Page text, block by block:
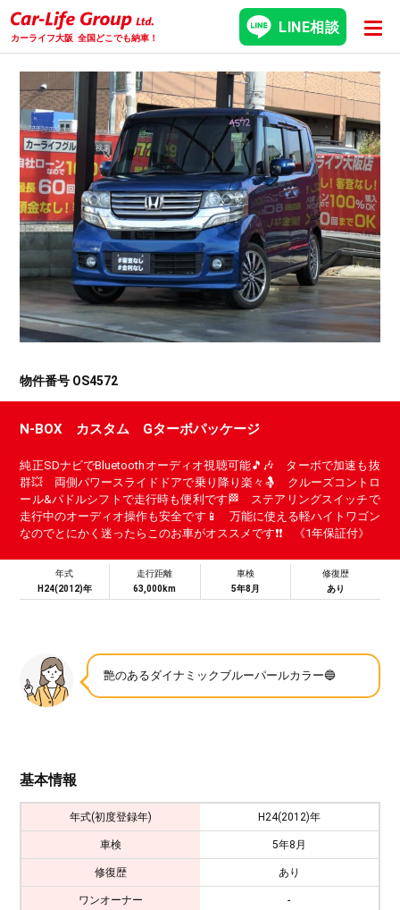
カーライフ大阪 全国どこでも納車！
LINE相談
物件番号 OS4572
N-BOX カスタム Gターボパッケージ
純正SDナビでBluetoothオーディオ視聴可能🎵🎶 ターボで加速も抜
群💥 両側パワースライドドアで乗り降り楽々🤱 クルーズコントロ
ール&パドルシフトで走行時も便利です🏁 ステアリングスイッチで
走行中のオーディオ操作も安全です📱 万能に使える軽ハイトワゴン
なのでとにかく迷ったらこのお車がオススメです❗❗ 《1年保証付》
年式
H24(2012)年
走行距離
63,000km
車検
5年8月
修復歴
あり
艶のあるダイナミックブルーパールカラー🔵
基本情報
年式(初度登録年) H24(2012)年
車検 5年8月
修復歴 あり
ワンオーナー -